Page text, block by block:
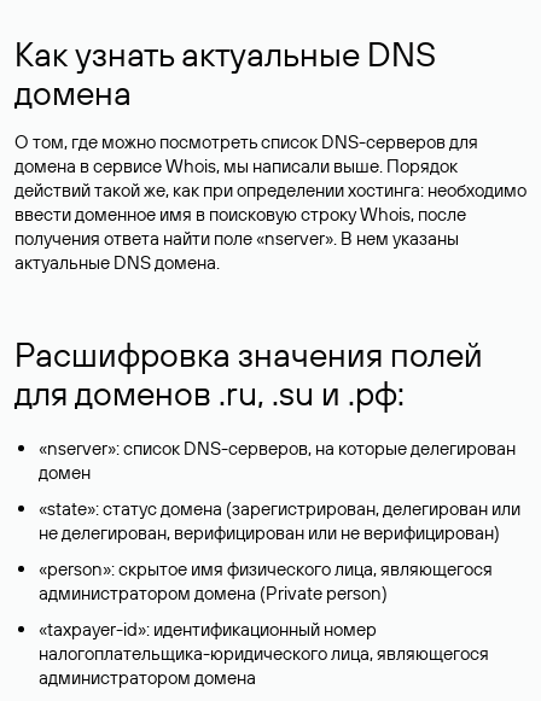
Как узнать актуальные DNS
домена
О том, где можно посмотреть список DNS-серверов для
домена в сервисе Whois, мы написали выше. Порядок
действий такой же, как при определении хостинга: необходимо
ввести доменное имя в поисковую строку Whois, после
получения ответа найти поле «nserver». В нем указаны
актуальные DNS домена.
Расшифровка значения полей
для доменов .ru, .su и .рф:
«nserver»: список DNS-серверов, на которые делегирован
домен
«state»: статус домена (зарегистрирован, делегирован или
не делегирован, верифицирован или не верифицирован)
«person»: скрытое имя физического лица, являющегося
администратором домена (Privatе person)
«taxpayer-id»: идентификационный номер
налогоплательщика-юридического лица, являющегося
администратором домена